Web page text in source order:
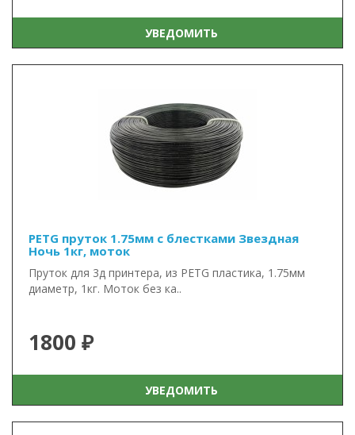
УВЕДОМИТЬ
PETG пруток 1.75мм с блестками Звездная
Ночь 1кг, моток
Пруток для 3д принтера, из PETG пластика, 1.75мм
диаметр, 1кг. Моток без ка..
1800 ₽
УВЕДОМИТЬ